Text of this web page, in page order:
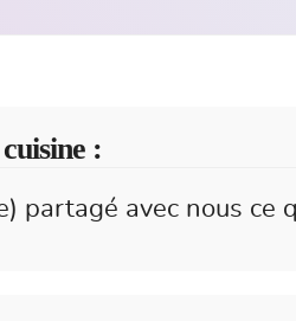
:
partagé avec nous ce